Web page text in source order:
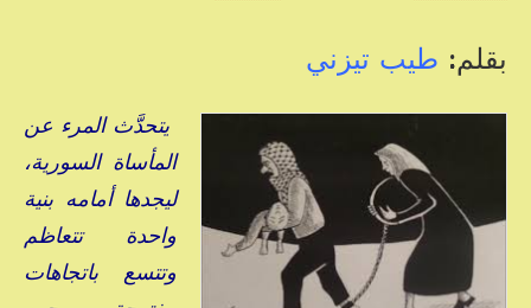
بقلم: طيب تيزني
يتحدَّث المرء عن
المأساة السورية،
ليجدها أمامه بنية
واحدة تتعاظم
وتتسع باتجاهات